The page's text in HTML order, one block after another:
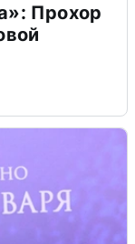
Прохор